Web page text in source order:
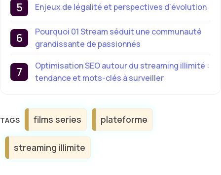
Enjeux de légalité et perspectives d’évolution
Pourquoi 01 Stream séduit une communauté
grandissante de passionnés
Optimisation SEO autour du streaming illimité :
tendance et mots-clés à surveiller
Étiquettes
films series plateforme
streaming illimite